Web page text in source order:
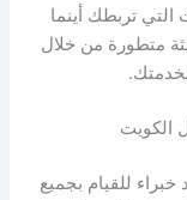
تربطك أينما
متطورة من خلال
الكويت
للقيام بجميع